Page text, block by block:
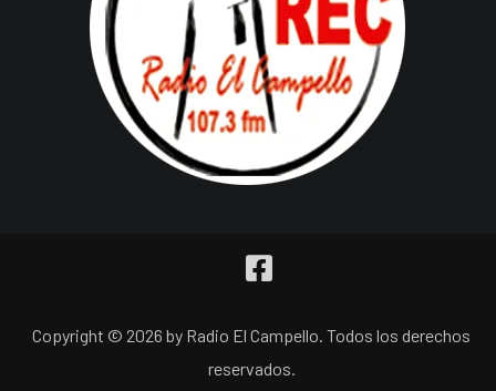
Copyright © 2026 by Radio El Campello. Todos los derechos
reservados.